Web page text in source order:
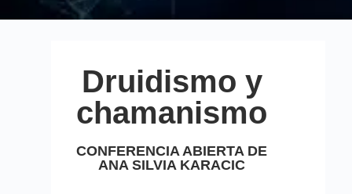
Druidismo y
chamanismo
CONFERENCIA ABIERTA DE
ANA SILVIA KARACIC